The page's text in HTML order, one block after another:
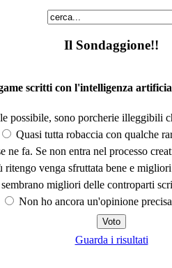
Il Sondaggione!!
scritti con l'intelligenza
possibile, sono porcherie illeggibili
Quasi tutta robaccia con qualche
ne fa. Se non entra nel processo
ritengo venga sfruttata bene e
migliori delle controparti
Non ho ancora un'opinione
Guarda i risultati